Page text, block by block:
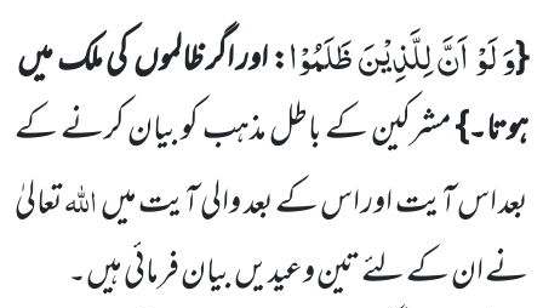
{وَ لَوْ اَنَّ لِلَّذِیْنَ ظَلَمُوْا: اور اگر ظالموںکی ملک میں
ہوتا۔}مشرکین کے باطل مذہب کو بیان کرنے کے
بعد اس آیتاور اس کے بعد والی آیت میںاللہتعالیٰ
نے ان کے لئے تین وعیدیںبیان فرمائی ہیں۔